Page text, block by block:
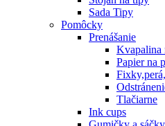
Sada Tipy
Pomôcky
Prenášanie
Kvapalina
Papier na
Tlačiarne
Ink cups